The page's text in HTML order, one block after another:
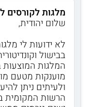
מלגות לקורסים
שלום יהודית,
לא ידועות לי
בבישול
המלגות המוצעות
מוענקות מטעם
ולעיתים ניתן
הרשות המקומית